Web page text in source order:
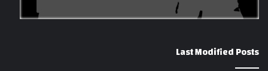
Last Modified Posts